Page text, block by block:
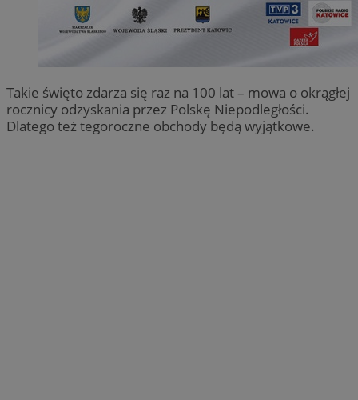
Takie święto zdarza się raz na 100 lat – mowa o okrągłej
rocznicy odzyskania przez Polskę Niepodległości.
Dlatego też tegoroczne obchody będą wyjątkowe.